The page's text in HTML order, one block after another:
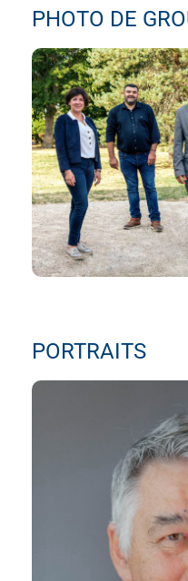
PHOTO DE
PORTRAITS